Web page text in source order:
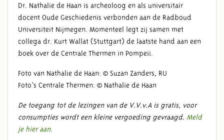
Dr. Nathalie de Haan is archeoloog en als universitair
docent Oude Geschiedenis verbonden aan de Radboud
Universiteit Nijmegen. Momenteel legt zij samen met
collega dr. Kurt Wallat (Stuttgart) de laatste hand aan een
boek over de Centrale Thermen in Pompeii.
Foto van Nathalie de Haan: © Suzan Zanders, RU
Foto’s Centrale Thermen: © Nathalie de Haan
De toegang tot de lezingen van de V.V.v.A is gratis, voor
consumpties wordt een kleine vergoeding gevraagd. Meld
je hier aan.